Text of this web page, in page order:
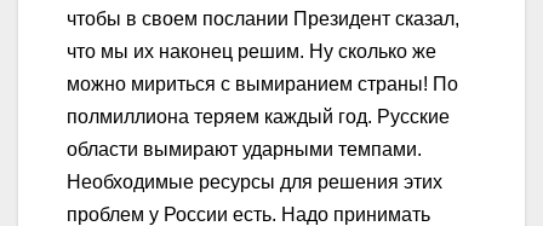
чтобы в своем послании Президент сказал,
что мы их наконец решим. Ну сколько же
можно мириться с вымиранием страны! По
полмиллиона теряем каждый год. Русские
области вымирают ударными темпами.
Необходимые ресурсы для решения этих
проблем у России есть. Надо принимать